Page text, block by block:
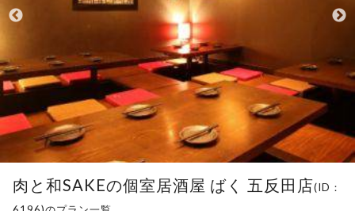
肉と和SAKEの個室居酒屋 ばく 五反田店(ID：